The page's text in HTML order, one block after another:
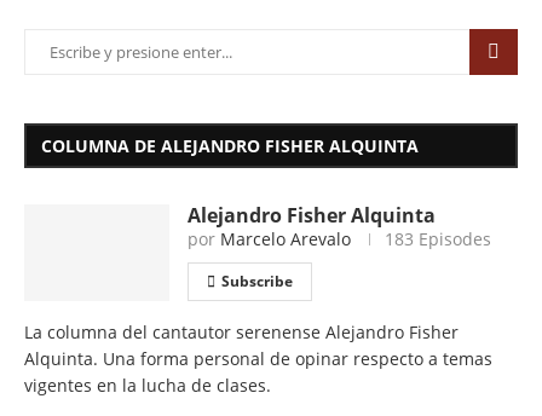
COLUMNA DE ALEJANDRO FISHER ALQUINTA
Alejandro Fisher Alquinta
por Marcelo Arevalo 183 Episodes
Subscribe
La columna del cantautor serenense Alejandro Fisher
Alquinta. Una forma personal de opinar respecto a temas
vigentes en la lucha de clases.